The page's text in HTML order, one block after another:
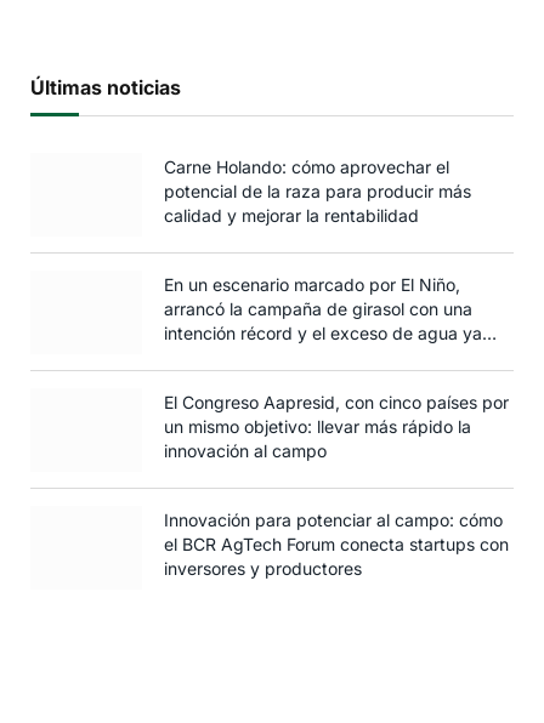
Últimas noticias
Carne Holando: cómo aprovechar el
potencial de la raza para producir más
calidad y mejorar la rentabilidad
En un escenario marcado por El Niño,
arrancó la campaña de girasol con una
intención récord y el exceso de agua ya
El Congreso Aapresid, con cinco países por
un mismo objetivo: llevar más rápido la
innovación al campo
Innovación para potenciar al campo: cómo
el BCR AgTech Forum conecta startups con
inversores y productores